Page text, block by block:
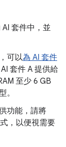
套件中，並
可以為 AI 套件
套件 A 提供給
至少 6 GB
。
功能，請將
，以便視需要